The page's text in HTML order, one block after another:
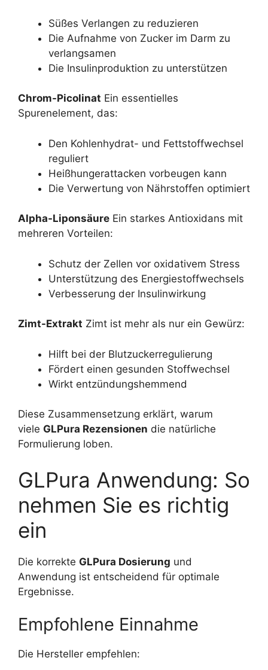
Süßes Verlangen zu reduzieren
Die Aufnahme von Zucker im Darm zu
verlangsamen
Die Insulinproduktion zu unterstützen
Chrom-Picolinat Ein essentielles
Spurenelement, das:
Den Kohlenhydrat- und Fettstoffwechsel
reguliert
Heißhungerattacken vorbeugen kann
Die Verwertung von Nährstoffen optimiert
Alpha-Liponsäure Ein starkes Antioxidans mit
mehreren Vorteilen:
Schutz der Zellen vor oxidativem Stress
Unterstützung des Energiestoffwechsels
Verbesserung der Insulinwirkung
Zimt-Extrakt Zimt ist mehr als nur ein Gewürz:
Hilft bei der Blutzuckerregulierung
Fördert einen gesunden Stoffwechsel
Wirkt entzündungshemmend
Diese Zusammensetzung erklärt, warum
viele GLPura Rezensionen die natürliche
Formulierung loben.
GLPura Anwendung: So
nehmen Sie es richtig
ein
Die korrekte GLPura Dosierung und
Anwendung ist entscheidend für optimale
Ergebnisse.
Empfohlene Einnahme
Die Hersteller empfehlen: